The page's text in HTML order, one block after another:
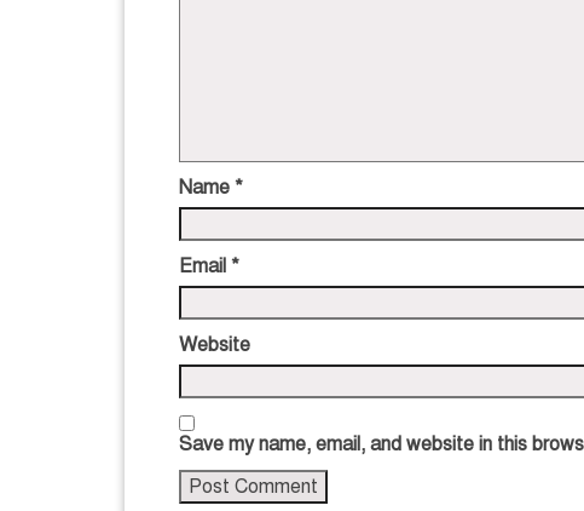
Name *
Email *
Website
Save my name, email, and website in this